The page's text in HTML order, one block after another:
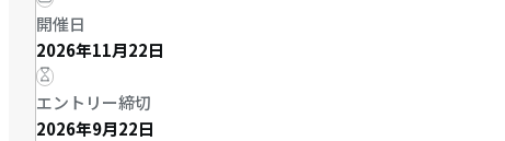
開催日
2026年11月22日
エントリー締切
2026年9月22日